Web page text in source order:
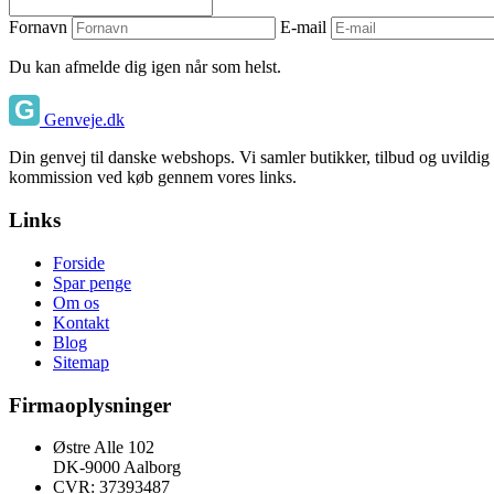
Fornavn E-mail
Du kan afmelde dig igen når som helst.
Genveje.dk
Din genvej til danske webshops. Vi samler butikker, tilbud og
kommission ved køb gennem vores links.
Links
Forside
Spar penge
Om os
Kontakt
Blog
Sitemap
Firmaoplysninger
Østre Alle 102
DK-9000 Aalborg
CVR: 37393487